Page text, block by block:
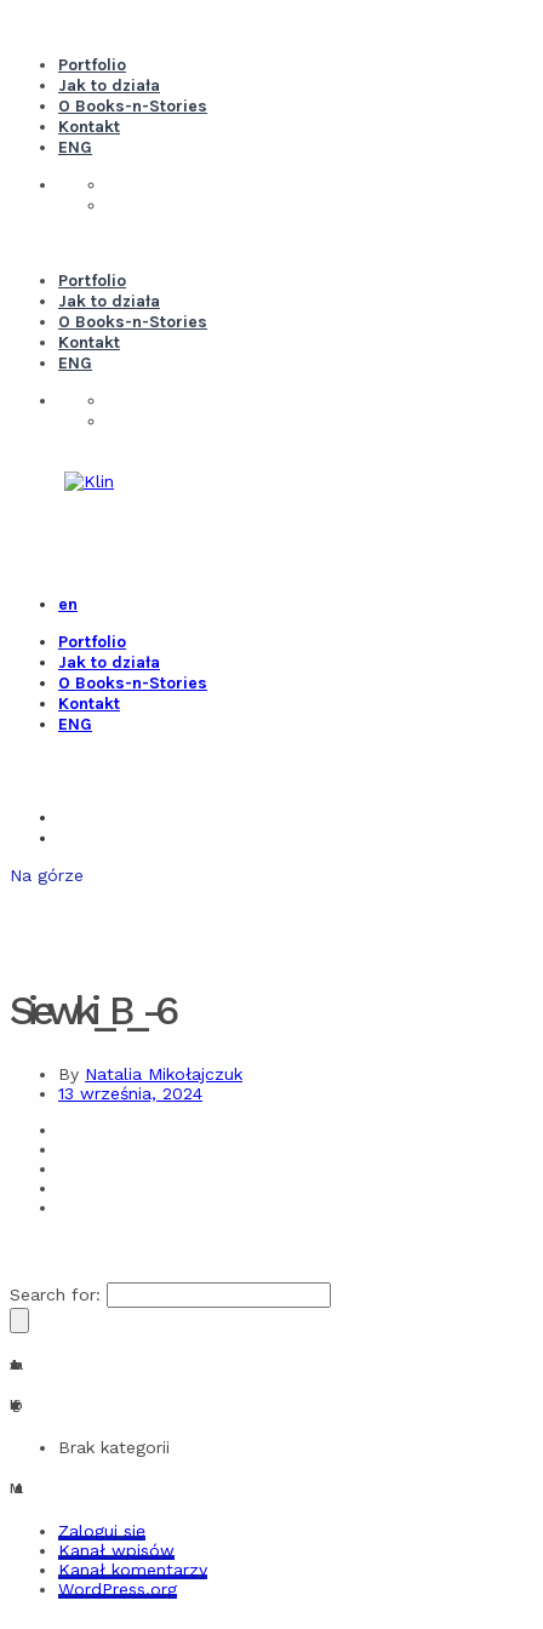
Portfolio
Jak to działa
O Books-n-Stories
Kontakt
ENG
Portfolio
Jak to działa
O Books-n-Stories
Kontakt
ENG
en
Portfolio
Jak to działa
O Books-n-Stories
Kontakt
ENG
Na górze
Siewki_B_-6
By Natalia Mikołajczuk
13 września, 2024
Search for:
Archiwa
Kategorie
Brak kategorii
Meta
Zaloguj się
Kanał wpisów
Kanał komentarzy
WordPress.org